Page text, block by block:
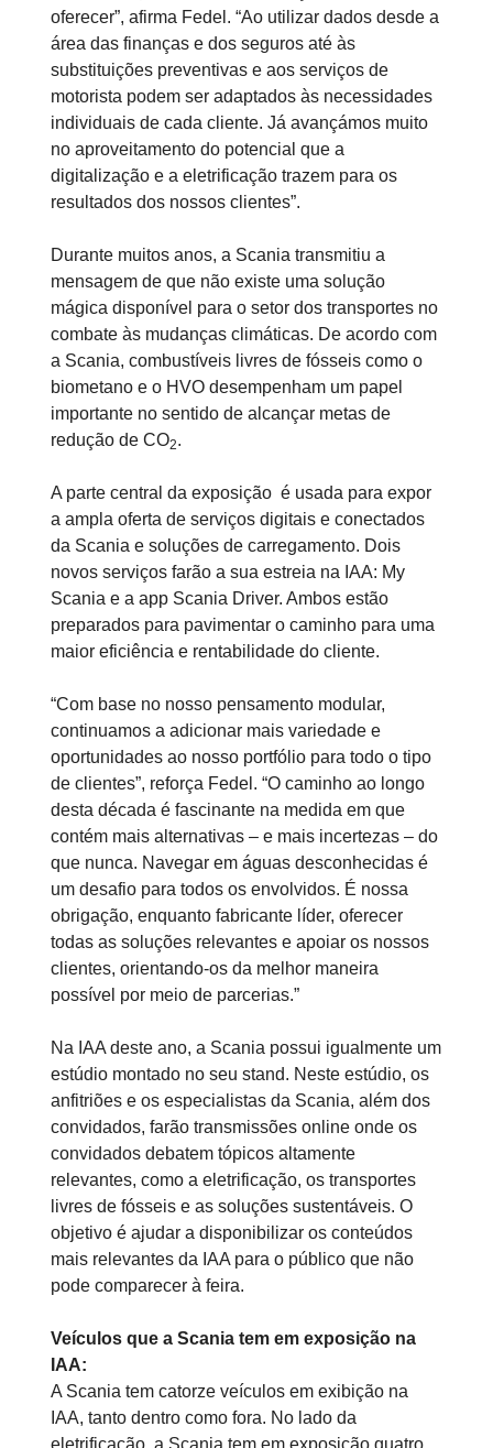
oferecer”, afirma Fedel. “Ao utilizar dados desde a
área das finanças e dos seguros até às
substituições preventivas e aos serviços de
motorista podem ser adaptados às necessidades
individuais de cada cliente. Já avançámos muito
no aproveitamento do potencial que a
digitalização e a eletrificação trazem para os
resultados dos nossos clientes”.
Durante muitos anos, a Scania transmitiu a
mensagem de que não existe uma solução
mágica disponível para o setor dos transportes no
combate às mudanças climáticas. De acordo com
a Scania, combustíveis livres de fósseis como o
biometano e o HVO desempenham um papel
importante no sentido de alcançar metas de
redução de CO2.
A parte central da exposição é usada para expor
a ampla oferta de serviços digitais e conectados
da Scania e soluções de carregamento. Dois
novos serviços farão a sua estreia na IAA: My
Scania e a app Scania Driver. Ambos estão
preparados para pavimentar o caminho para uma
maior eficiência e rentabilidade do cliente.
“Com base no nosso pensamento modular,
continuamos a adicionar mais variedade e
oportunidades ao nosso portfólio para todo o tipo
de clientes”, reforça Fedel. “O caminho ao longo
desta década é fascinante na medida em que
contém mais alternativas – e mais incertezas – do
que nunca. Navegar em águas desconhecidas é
um desafio para todos os envolvidos. É nossa
obrigação, enquanto fabricante líder, oferecer
todas as soluções relevantes e apoiar os nossos
clientes, orientando-os da melhor maneira
possível por meio de parcerias.”
Na IAA deste ano, a Scania possui igualmente um
estúdio montado no seu stand. Neste estúdio, os
anfitriões e os especialistas da Scania, além dos
convidados, farão transmissões online onde os
convidados debatem tópicos altamente
relevantes, como a eletrificação, os transportes
livres de fósseis e as soluções sustentáveis. O
objetivo é ajudar a disponibilizar os conteúdos
mais relevantes da IAA para o público que não
pode comparecer à feira.
Veículos que a Scania tem em exposição na
IAA:
A Scania tem catorze veículos em exibição na
IAA, tanto dentro como fora. No lado da